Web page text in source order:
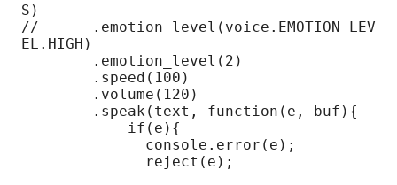
S)
//	.emotion_level(voice.EMOTION_LEV
EL.HIGH)